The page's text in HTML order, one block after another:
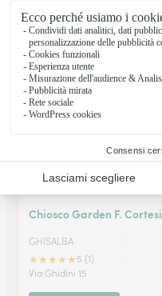
Viale Tassara 13
Vedi il negozio
Chiosco Garden F. Cortesi
GHISALBA
★★★★★ 5 (1)
Via Ghidini 15